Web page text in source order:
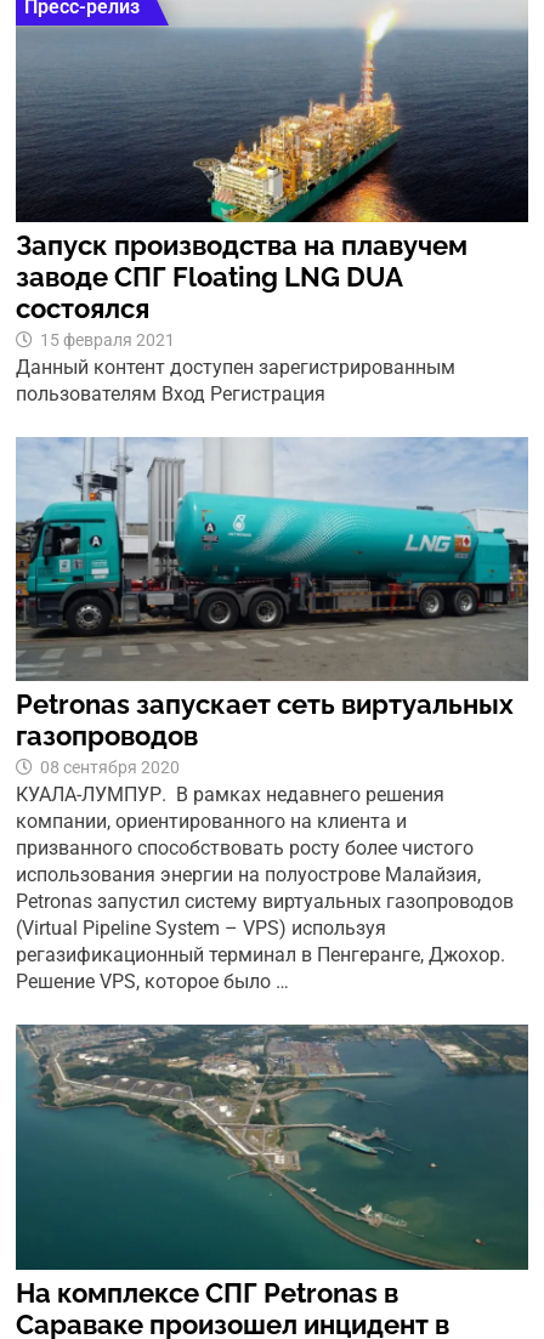
Пресс-релиз
Запуск производства на плавучем
заводе СПГ Floating LNG DUA
состоялся
15 февраля 2021
Данный контент доступен зарегистрированным
пользователям Вход Регистрация
Petronas запускает сеть виртуальных
газопроводов
08 сентября 2020
КУАЛА-ЛУМПУР. В рамках недавнего решения
компании, ориентированного на клиента и
призванного способствовать росту более чистого
использования энергии на полуострове Малайзия,
Petronas запустил систему виртуальных газопроводов
(Virtual Pipeline System – VPS) используя
регазификационный терминал в Пенгеранге, Джохор.
Решение VPS, которое было …
На комплексе СПГ Petronas в
Сараваке произошел инцидент в